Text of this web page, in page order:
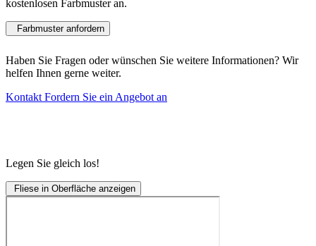
kostenlosen Farbmuster an.
Farbmuster anfordern
Haben Sie Fragen oder wünschen Sie weitere Informationen? Wir
helfen Ihnen gerne weiter.
Kontakt Fordern Sie ein Angebot an
Legen Sie gleich los!
Fliese in Oberfläche anzeigen